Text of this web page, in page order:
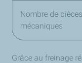
Nombre de pièces
mécaniques
Grâce au freinage